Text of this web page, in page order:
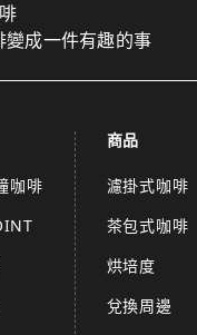
變成一件有趣的事
咖啡
商品
濾掛式咖啡
茶包式咖啡
烘培度
兌換周邊